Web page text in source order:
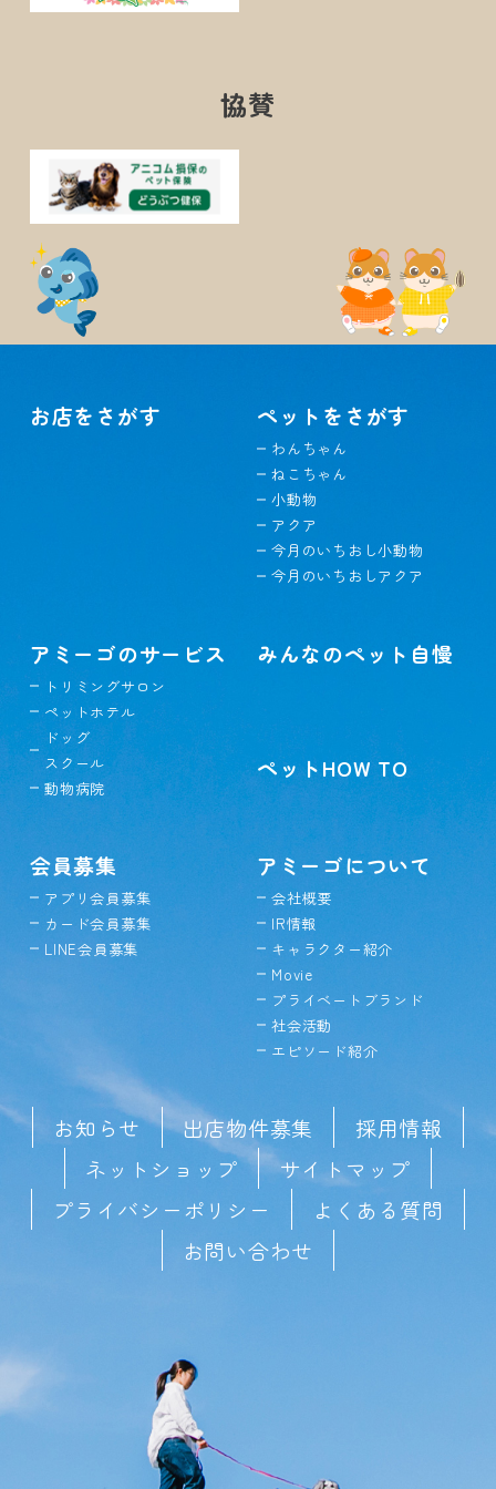
協賛
お店をさがす ペットをさがす
わんちゃん
ねこちゃん
小動物
アクア
今月のいちおし小動物
今月のいちおしアクア
アミーゴのサービス
トリミングサロン
ペットホテル
ドッグ
スクール
動物病院
みんなのペット自慢
ペットHOW TO
会員募集
アプリ会員募集
カード会員募集
LINE会員募集
アミーゴについて
会社概要
IR情報
キャラクター紹介
Movie
プライベートブランド
社会活動
エピソード紹介
お知らせ 出店物件募集
採用情報
ネットショップ
サイトマップ
プライバシーポリシー
よくある質問
お問い合わせ